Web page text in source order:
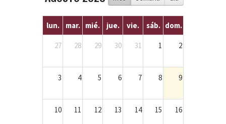
lun. mar. mié. jue. vie. sáb. dom.
27 28 29 30 31 1 2
3 4 5 6 7 8 9
10 11 12 13 14 15 16